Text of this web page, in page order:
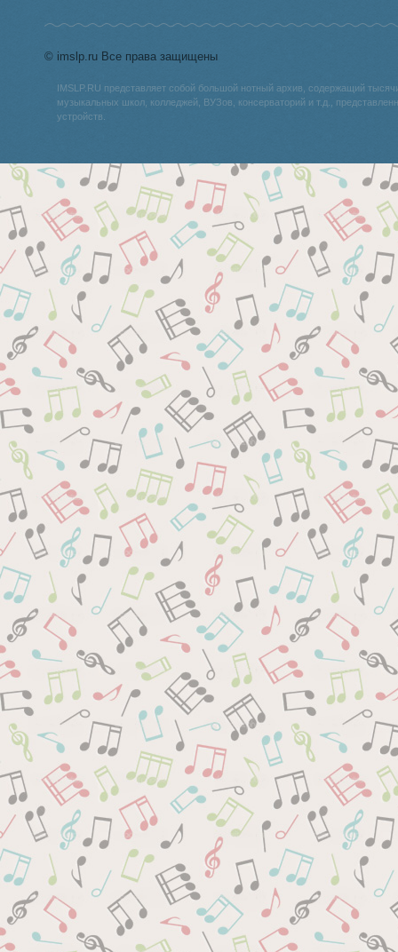
© imslp.ru Все права защищены
IMSLP.RU представляет собой большой нотный архив, содержащий
музыкальных школ, колледжей, ВУЗов, консерваторий и т.д.,
устройств.